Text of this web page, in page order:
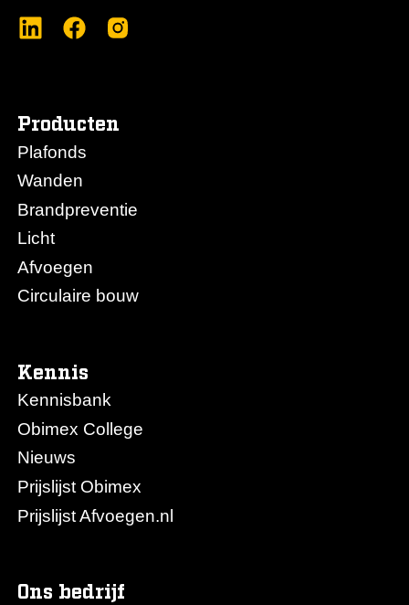
Producten
Plafonds
Wanden
Brandpreventie
Licht
Afvoegen
Circulaire bouw
Kennis
Kennisbank
Obimex College
Nieuws
Prijslijst Obimex
Prijslijst Afvoegen.nl
Ons bedrijf